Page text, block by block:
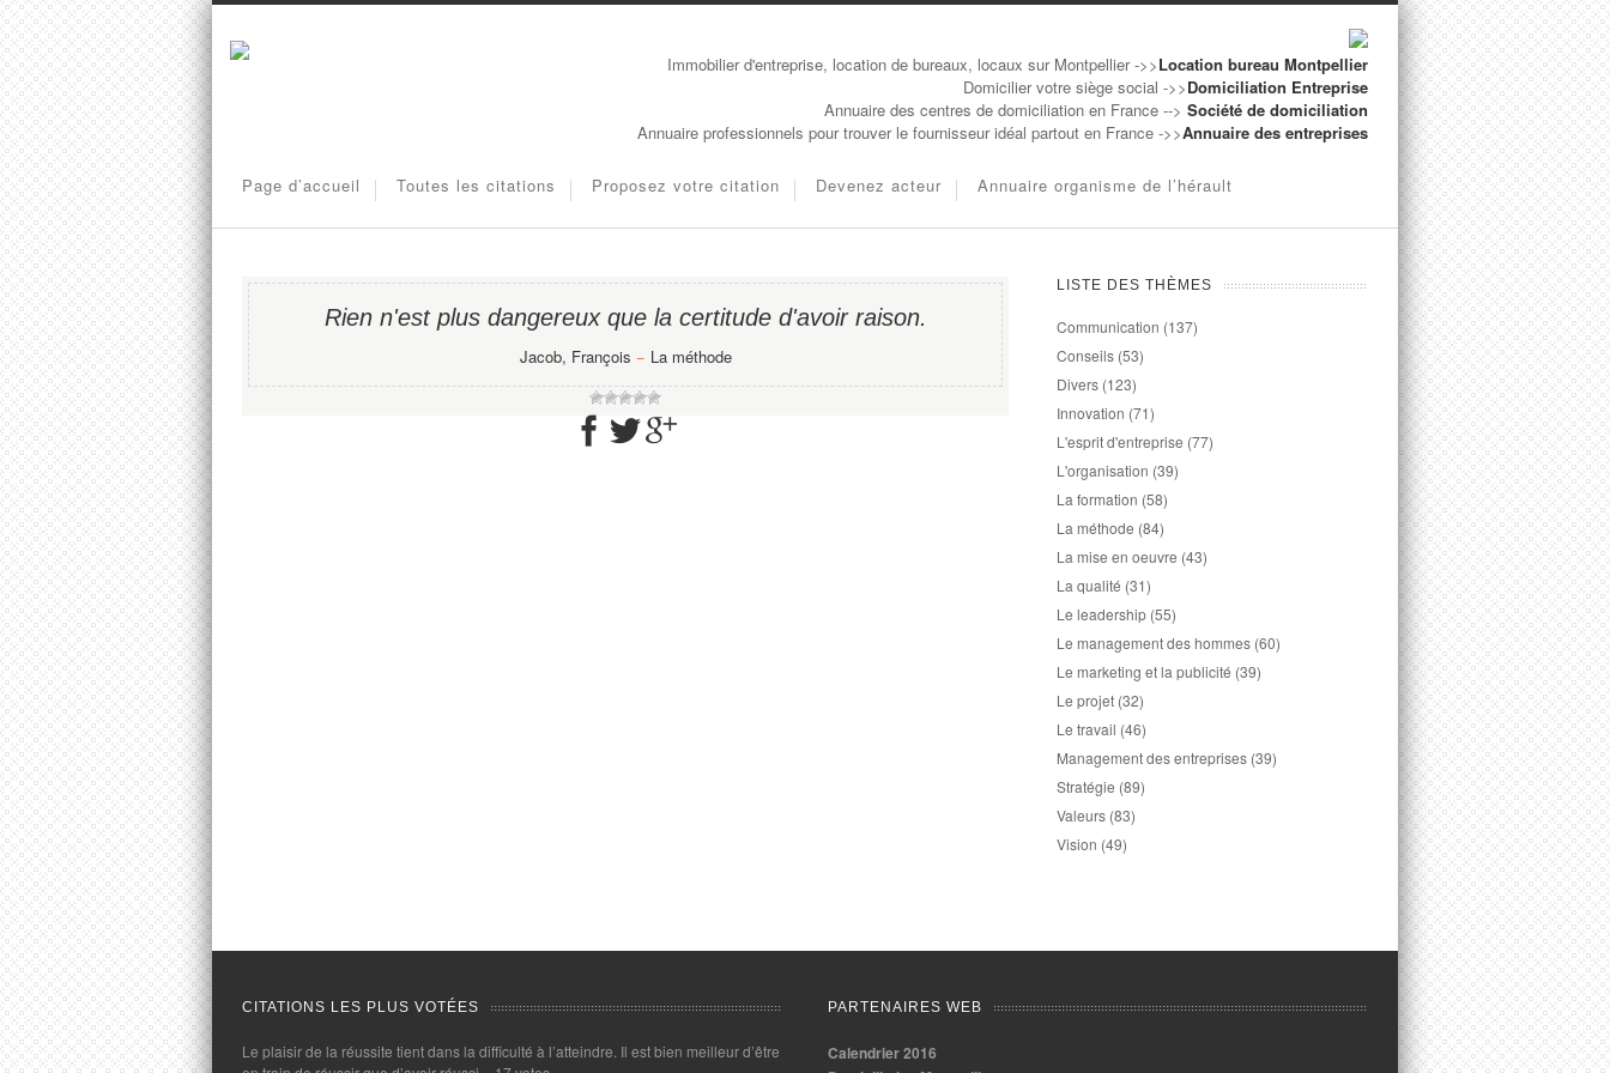
Immobilier d'entreprise, location de bureaux, locaux sur Montpellier ->>Location bureau Montpellier
Domicilier votre siège social ->>Domiciliation Entreprise
Annuaire des centres de domiciliation en France --> Société de domiciliation
Annuaire professionnels pour trouver le fournisseur idéal partout en France ->>Annuaire des entreprises
Page d’accueil Toutes les citations Proposez votre citation Devenez acteur Annuaire organisme de l’hérault
Rien n'est plus dangereux que la certitude d'avoir raison.
Jacob, François − La méthode
LISTE DES THÈMES
Communication (137)
Conseils (53)
Divers (123)
Innovation (71)
L'esprit d'entreprise (77)
L'organisation (39)
La formation (58)
La méthode (84)
La mise en oeuvre (43)
La qualité (31)
Le leadership (55)
Le management des hommes (60)
Le marketing et la publicité (39)
Le projet (32)
Le travail (46)
Management des entreprises (39)
Stratégie (89)
Valeurs (83)
Vision (49)
CITATIONS LES PLUS VOTÉES
Le plaisir de la réussite tient dans la difficulté à l’atteindre. Il est bien meilleur d’être
PARTENAIRES WEB
Calendrier 2016